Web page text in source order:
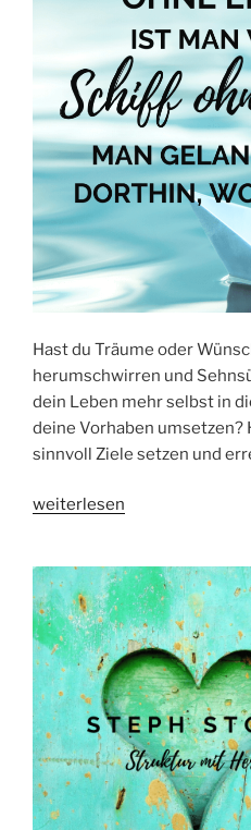
Hast du Träume oder
herumschwirren und
dein Leben mehr selbst in
deine Vorhaben umsetzen?
sinnvoll Ziele setzen und
„ZIELE
ERREICHEN
–
wie
du
dein
Leben
selbst
gestaltest“
weiterlesen